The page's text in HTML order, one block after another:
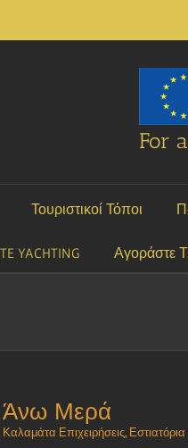
For
Τουριστικοί Τόποι
YACHTING Αγοράστε
Άνω Μερά
Καλαμάτα Επιχειρήσεις, Εστιατόρια